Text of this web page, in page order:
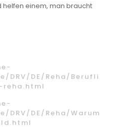
helfen einem, man braucht
DRV/DE/Reha/Berufli
DRV/DE/Reha/Warum